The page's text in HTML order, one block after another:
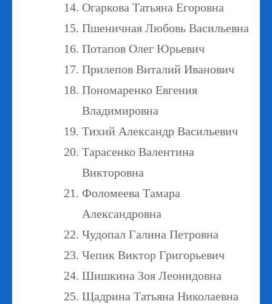
Огаркова Татьяна Егоровна
Пшеничная Любовь Васильевна
Потапов Олег Юрьевич
Прилепов Виталий Иванович
Пономаренко Евгения
Владимировна
Тихий Александр Васильевич
Тарасенко Валентина
Викторовна
Фоломеева Тамара
Александровна
Чудопал Галина Петровна
Чепик Виктор Григорьевич
Шишкина Зоя Леонидовна
Щадрина Татьяна Николаевна